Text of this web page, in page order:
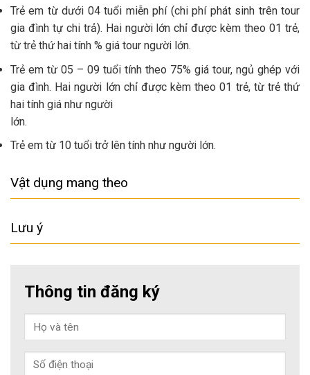
Trẻ em từ dưới 04 tuổi miễn phí (chi phí phát sinh trên tour
gia đình tự chi trả). Hai người lớn chỉ được kèm theo 01 trẻ,
từ trẻ thứ hai tính % giá tour người lớn.
Trẻ em từ 05 – 09 tuổi tính theo 75% giá tour, ngủ ghép với
gia đình. Hai người lớn chỉ được kèm theo 01 trẻ, từ trẻ thứ
hai tính giá như người
lớn.
Trẻ em từ 10 tuổi trở lên tính như người lớn.
Vật dụng mang theo
Lưu ý
Thông tin đăng ký